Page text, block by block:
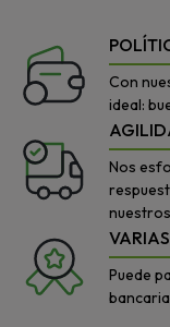
Con
ideal:
Nos
Puede